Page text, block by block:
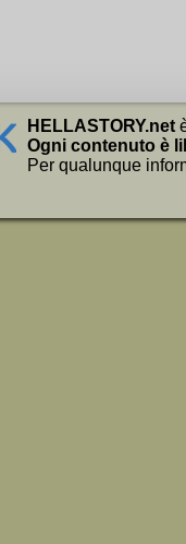
HELLASTORY.net
Ogni contenuto è
Per qualunque